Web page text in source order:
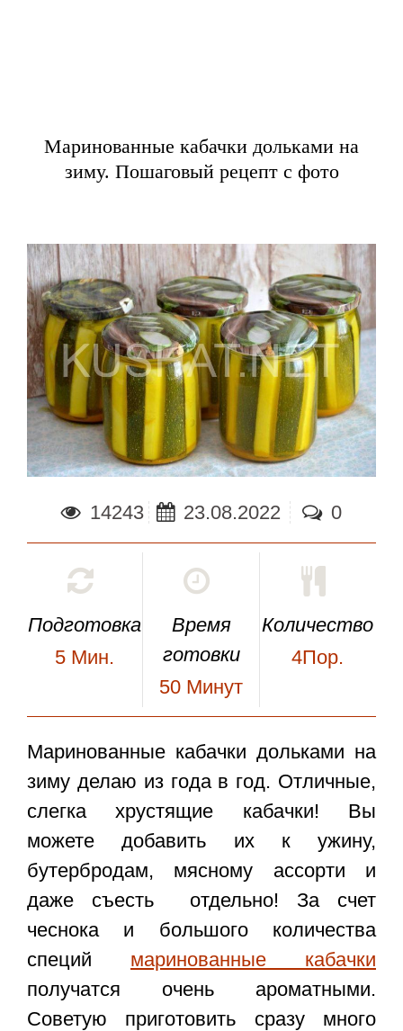
Маринованные кабачки дольками на
зиму. Пошаговый рецепт с фото
14243 23.08.2022 0
Подготовка
5 Мин.
Время
готовки
50 Минут
Количество
4Пор.
Маринованные кабачки дольками на
зиму делаю из года в год. Отличные,
слегка хрустящие кабачки! Вы
можете добавить их к ужину,
бутербродам, мясному ассорти и
даже съесть отдельно! За счет
чеснока и большого количества
специй маринованные кабачки
получатся очень ароматными.
Советую приготовить сразу много